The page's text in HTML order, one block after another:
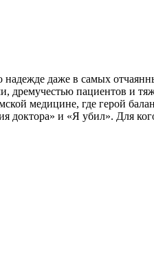
даже в самых
дремучестью пациентов и
медицине, где герой
и «Я убил». Для